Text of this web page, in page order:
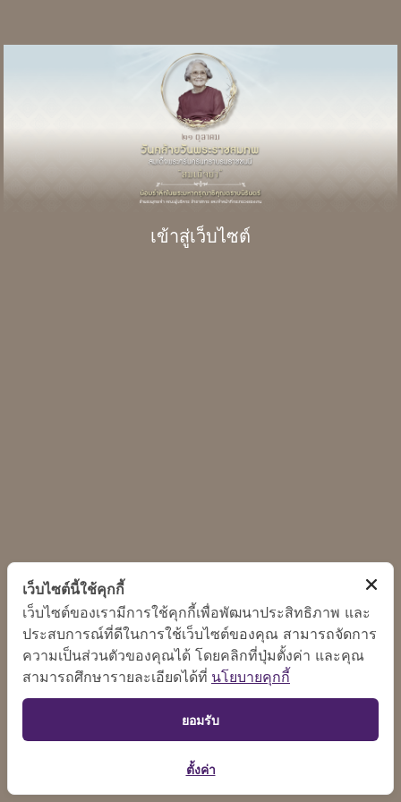
เข้าสู่เว็บไซต์
เว็บไซต์นี้ใช้คุกกี้
เว็บไซต์ของเรามีการใช้คุกกี้เพื่อพัฒนาประสิทธิภาพ และ
ประสบการณ์ที่ดีในการใช้เว็บไซต์ของคุณ สามารถจัดการ
ความเป็นส่วนตัวของคุณได้ โดยคลิกที่ปุ่มตั้งค่า และคุณ
สามารถศึกษารายละเอียดได้ที่ นโยบายคุกกี้
ยอมรับ
ตั้งค่า